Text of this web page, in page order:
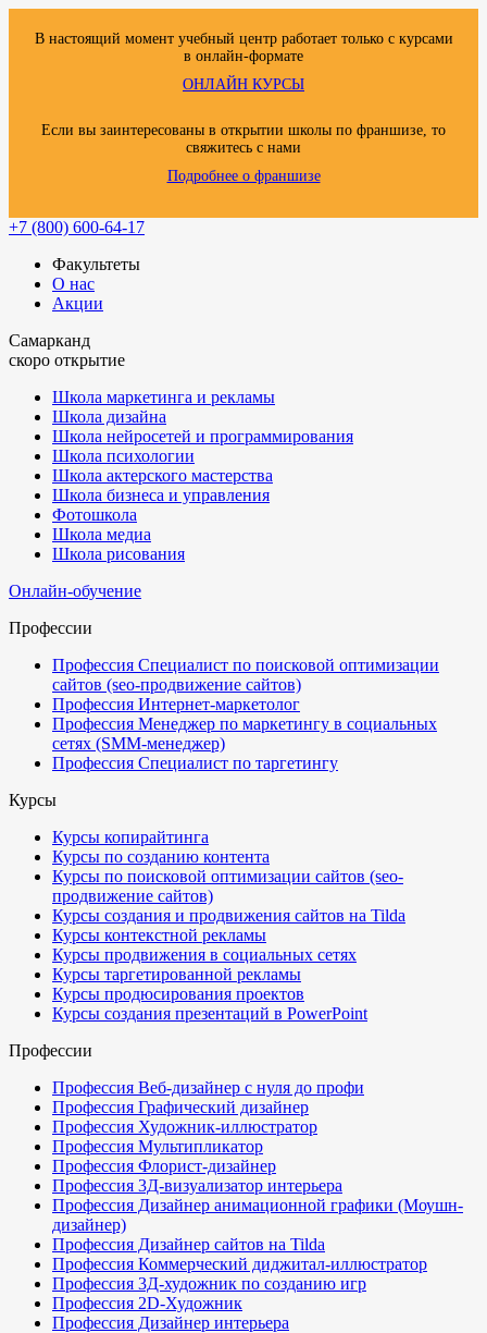
В настоящий момент учебный центр работает только с курсами
в онлайн-формате
ОНЛАЙН КУРСЫ
Если вы заинтересованы в открытии школы по франшизе, то
свяжитесь с нами
Подробнее о франшизе
+7 (800) 600-64-17
Факультеты
О нас
Акции
Самарканд
скоро открытие
Школа маркетинга и рекламы
Школа дизайна
Школа нейросетей и программирования
Школа психологии
Школа актерского мастерства
Школа бизнеса и управления
Фотошкола
Школа медиа
Школа рисования
Онлайн-обучение
Профессии
Профессия Специалист по поисковой оптимизации
сайтов (seo-продвижение сайтов)
Профессия Интернет-маркетолог
Профессия Менеджер по маркетингу в социальных
сетях (SMM-менеджер)
Профессия Специалист по таргетингу
Курсы
Курсы копирайтинга
Курсы по созданию контента
Курсы по поисковой оптимизации сайтов (seo-
продвижение сайтов)
Курсы создания и продвижения сайтов на Tilda
Курсы контекстной рекламы
Курсы продвижения в социальных сетях
Курсы таргетированной рекламы
Курсы продюсирования проектов
Курсы создания презентаций в PowerPoint
Профессии
Профессия Веб-дизайнер с нуля до профи
Профессия Графический дизайнер
Профессия Художник-иллюстратор
Профессия Мультипликатор
Профессия Флорист-дизайнер
Профессия 3Д-визуализатор интерьера
Профессия Дизайнер анимационной графики (Моушн-
дизайнер)
Профессия Дизайнер сайтов на Tilda
Профессия Коммерческий диджитал-иллюстратор
Профессия 3Д-художник по созданию игр
Профессия 2D-Художник
Профессия Дизайнер интерьера